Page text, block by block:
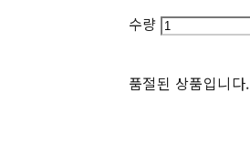
수량
품절된 상품입니다.